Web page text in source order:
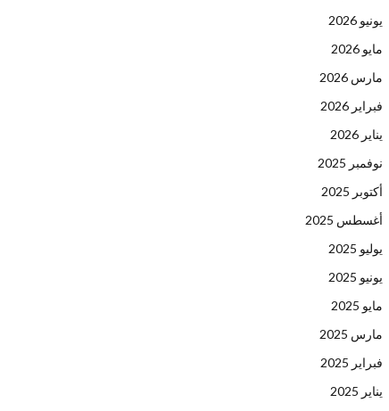
يونيو 2026
مايو 2026
مارس 2026
فبراير 2026
يناير 2026
نوفمبر 2025
أكتوبر 2025
أغسطس 2025
يوليو 2025
يونيو 2025
مايو 2025
مارس 2025
فبراير 2025
يناير 2025